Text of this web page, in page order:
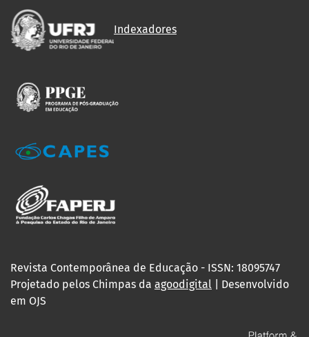
Indexadores
Revista Contemporânea de Educação - ISSN: 18095747
Projetado pelos Chimpas da agoodigital | Desenvolvido
em OJS